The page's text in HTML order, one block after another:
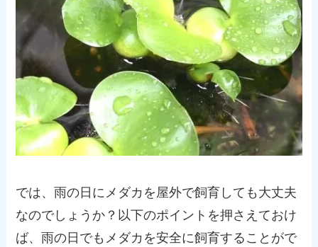
では、雨の日にメダカを屋外で飼育しても大丈夫
なのでしょうか？以下のポイントを押さえておけ
ば、雨の日でもメダカを安全に飼育することがで